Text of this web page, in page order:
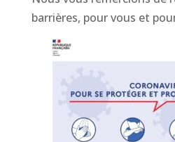
barrières, pour vous et